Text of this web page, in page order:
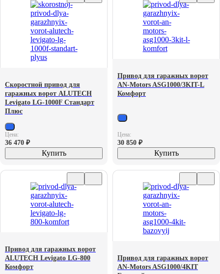
Скоростной привод для
гаражных ворот ALUTECH
Levigato LG-1000F Стандарт
Плюс
Цена:
36 470 ₽
Купить
Привод для гаражных ворот
AN-Motors ASG1000/3KIT-L
Комфорт
Цена:
30 850 ₽
Купить
Привод для гаражных ворот
ALUTECH Levigato LG-800
Комфорт
Привод для гаражных ворот
AN-Motors ASG1000/4KIT